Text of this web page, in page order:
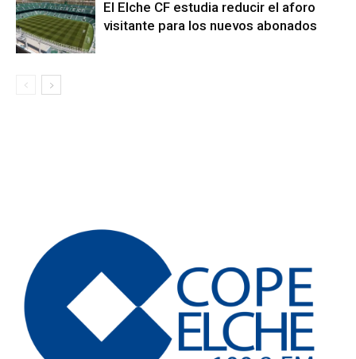
El Elche CF estudia reducir el aforo
visitante para los nuevos abonados